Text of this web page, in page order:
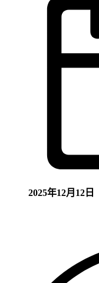
2025年12月12日